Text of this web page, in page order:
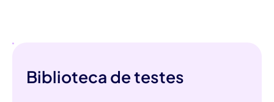
Biblioteca de testes